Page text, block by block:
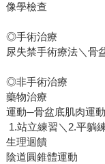
像學檢查
◎手術治療
尿失禁手術療法＼骨
◎非手術治療
藥物治療
運動─骨盆底肌肉運
1.站立練習＼2.平躺
生理迴饋
陰道圓錐體運動